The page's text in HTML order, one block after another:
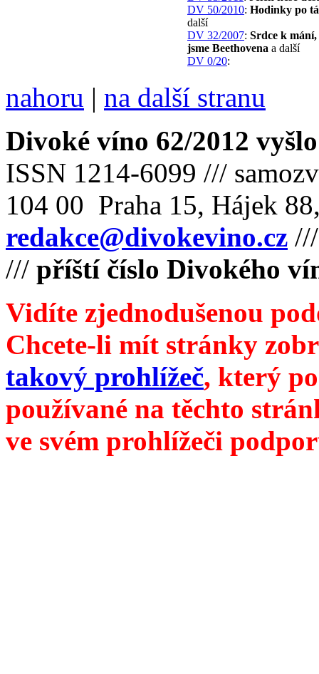
DV 50/2010: Hodinky po
další
DV 32/2007: Srdce k
jsme Beethovena a další
DV 0/20:
nahoru | na další stranu
Divoké víno 62/2012
ISSN 1214-6099 ///
104 00 Praha 15, Hájek
redakce@divokevino.cz
/// příští číslo Divokého
Vidíte zjednodušenou
Chcete-li mít stránky
takový prohlížeč, který
používané na těchto
ve svém prohlížeči